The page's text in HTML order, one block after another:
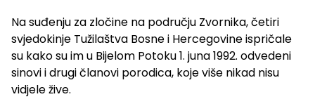
Na suđenju za zločine na području Zvornika, četiri
svjedokinje Tužilaštva Bosne i Hercegovine ispričale
su kako su im u Bijelom Potoku 1. juna 1992. odvedeni
sinovi i drugi članovi porodica, koje više nikad nisu
vidjele žive.